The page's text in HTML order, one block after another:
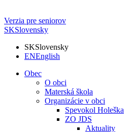
Verzia pre seniorov
SKSlovensky
SKSlovensky
ENEnglish
Obec
O obci
Materská škola
Organizácie v obci
Spevokol Holeška
ZO JDS
Aktuality